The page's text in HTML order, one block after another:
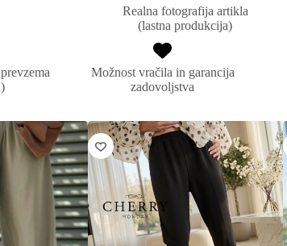
Realna fotografija artikla
(lastna produkcija)
)
Možnost vračila in garancija
zadovoljstva